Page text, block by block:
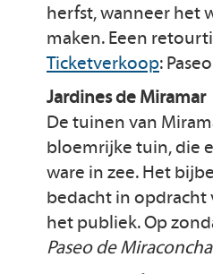
herfst, wanneer het
maken. Eeen
Ticketverkoop:
Jardines de Miramar
De tuinen van
bloemrijke tuin, die
ware in zee. Het
bedacht in opdracht
het publiek. Op
Paseo de